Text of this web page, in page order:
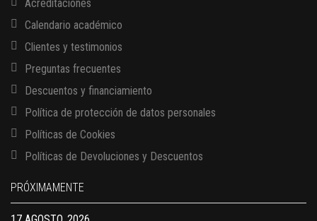
Acreditaciones
Calendario académico
Clientes y testimonios
Preguntas frecuentes
Descuentos y financiamiento
Política de protección de datos personales
Políticas de Cookies
Políticas de Devoluciones y Descuentos
PRÓXIMAMENTE
13 AGOSTO, 2026
Finanzas para no financieros
Gerencia de empresas familiares
17 AGOSTO, 2026